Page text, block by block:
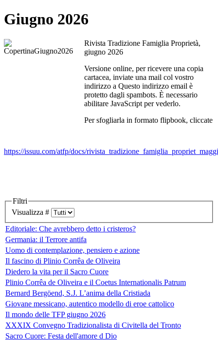
Giugno 2026
Rivista Tradizione Famiglia Proprietà,
giugno 2026
Versione online, per ricevere una copia
cartacea, inviate una mail col vostro
indirizzo a Questo indirizzo email è
protetto dagli spambots. È necessario
abilitare JavaScript per vederlo.
Per sfogliarla in formato flipbook, cliccate
https://issuu.com/atfp/docs/
Filtri
Visualizza #
Editoriale: Che avrebbero detto i cristeros?
Germania: il Terrore antifa
Uomo di contemplazione, pensiero e azione
Il fascino di Plinio Corrêa de Oliveira
Diedero la vita per il Sacro Cuore
Plinio Corrêa de Oliveira e il Coetus Internationalis Patrum
Bernard Bergöend, S.J. L’anima della Cristiada
Giovane messicano, autentico modello di eroe cattolico
Il mondo delle TFP giugno 2026
XXXIX Convegno Tradizionalista di Civitella del Tronto
Sacro Cuore: Festa dell'amore d Dio